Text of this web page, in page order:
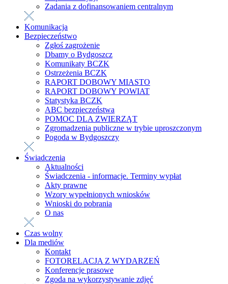
Zadania z dofinansowaniem centralnym
Komunikacja
Bezpieczeństwo
Zgłoś zagrożenie
Dbamy o Bydgoszcz
Komunikaty BCZK
Ostrzeżenia BCZK
RAPORT DOBOWY MIASTO
RAPORT DOBOWY POWIAT
Statystyka BCZK
ABC bezpieczeństwa
POMOC DLA ZWIERZĄT
Zgromadzenia publiczne w trybie uproszczonym
Pogoda w Bydgoszczy
Świadczenia
Aktualności
Świadczenia - informacje. Terminy wypłat
Akty prawne
Wzory wypełnionych wniosków
Wnioski do pobrania
O nas
Czas wolny
Dla mediów
Kontakt
FOTORELACJA Z WYDARZEŃ
Konferencje prasowe
Zgoda na wykorzystywanie zdjęć